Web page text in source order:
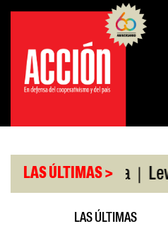
Saltar
contenido
LAS ÚLTIMAS >
swap con China |
LAS ÚLTIMAS